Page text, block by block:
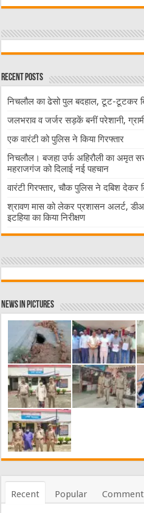
Recent Posts
निचलौल का ढेसो पुल बदहाल, टूट-टूटकर
जलभराव व जर्जर सड़कें बनीं परेशानी,
एक वारंटी को पुलिस ने किया गिरफ्तार
निचलौल। बजहा उर्फ अहिरौली का अमृत
महराजगंज को दिलाई नई पहचान
वारंटी गिरफ्तार, चौक पुलिस ने दबिश देकर
श्रावण मास को लेकर प्रशासन अलर्ट,
इटहिया का किया निरीक्षण
News in Pictures
Recent Popular